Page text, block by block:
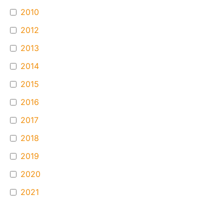
2010
2012
2013
2014
2015
2016
2017
2018
2019
2020
2021